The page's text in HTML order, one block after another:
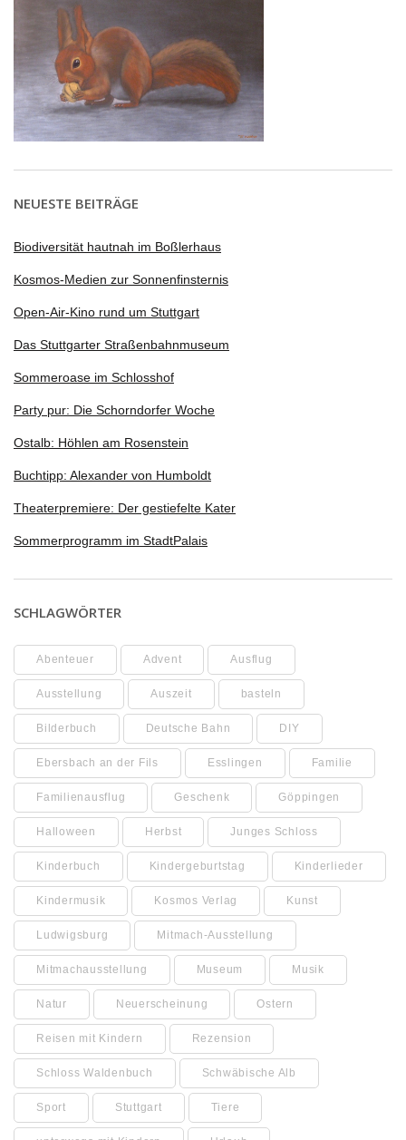
NEUESTE BEITRÄGE
Biodiversität hautnah im Boßlerhaus
Kosmos-Medien zur Sonnenfinsternis
Open-Air-Kino rund um Stuttgart
Das Stuttgarter Straßenbahnmuseum
Sommeroase im Schlosshof
Party pur: Die Schorndorfer Woche
Ostalb: Höhlen am Rosenstein
Buchtipp: Alexander von Humboldt
Theaterpremiere: Der gestiefelte Kater
Sommerprogramm im StadtPalais
SCHLAGWÖRTER
Abenteuer Advent Ausflug
Ausstellung Auszeit basteln
Bilderbuch Deutsche Bahn DIY
Ebersbach an der Fils Esslingen Familie
Familienausflug Geschenk Göppingen
Halloween Herbst Junges Schloss
Kinderbuch Kindergeburtstag Kinderlieder
Kindermusik Kosmos Verlag Kunst
Ludwigsburg Mitmach-Ausstellung
Mitmachausstellung Museum Musik
Natur Neuerscheinung Ostern
Reisen mit Kindern Rezension
Schloss Waldenbuch Schwäbische Alb
Sport Stuttgart Tiere